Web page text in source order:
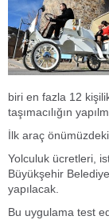
biri en fazla 12
taşımacılığın
İlk araç
Yolculuk ücretleri,
Büyükşehir
yapılacak.
Bu uygulama test